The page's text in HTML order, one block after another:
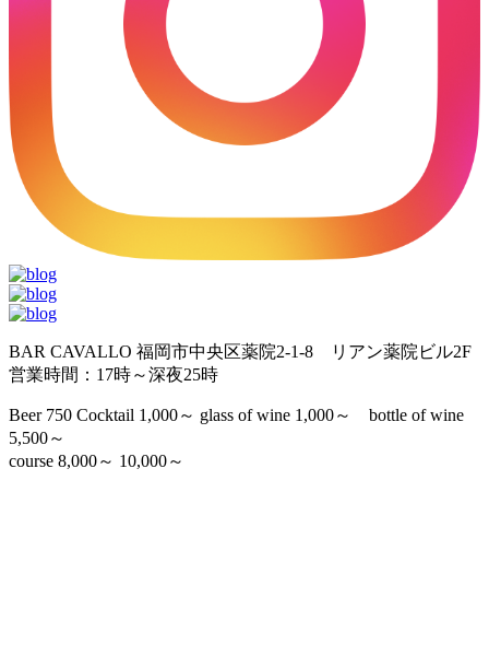
BAR CAVALLO 福岡市中央区薬院2-1-8 リアン薬院ビル2F
営業時間：17時～深夜25時
Beer 750 Cocktail 1,000～ glass of wine 1,000～ bottle of wine
5,500～
course 8,000～ 10,000～